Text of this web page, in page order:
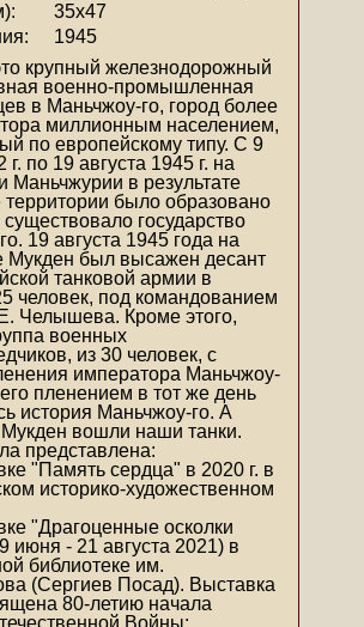
35х47
1945
крупный железнодорожный
военно-промышленная
в Маньчжоу-го, город более
миллионным населением,
по европейскому типу. С 9
г. по 19 августа 1945 г. на
Маньчжурии в результате
территории было образовано
государство
19 августа 1945 года на
Мукден был высажен десант
танковой армии в
человек, под командованием
Челышева. Кроме этого,
военных
из 30 человек, с
императора Маньчжоу-
пленением в тот же день
история Маньчжоу-го. А
вошли наши танки.
представлена:
"Память сердца" в 2020 г. в
историко-художественном
"Драгоценные осколки
июня - 21 августа 2021) в
библиотеке им.
(Сергиев Посад). Выставка
80-летию начала